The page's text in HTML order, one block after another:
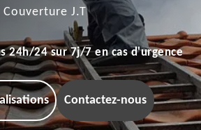
Couverture J.T
24h/24 sur 7j/7 en cas d'urgence
Contactez-nous